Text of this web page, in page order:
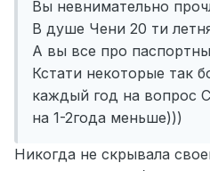
Вы невнимательно
В душе Чени 20 ти
А вы все про
Кстати некоторые так
каждый год на вопрос
на 1-2года меньше)))
Никогда не скрывала